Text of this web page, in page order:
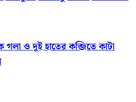
ও দুই হাতের কব্জিতে কাটা